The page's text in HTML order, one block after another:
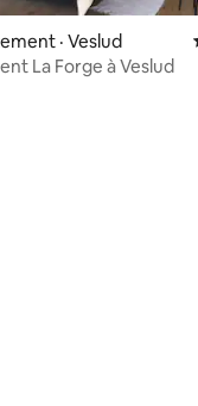
sur 5, 45
· Veslud
La Forge à Veslud